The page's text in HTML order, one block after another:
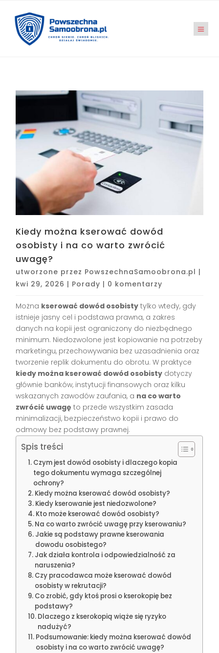
Kiedy można kserować dowód
osobisty i na co warto zwrócić
uwagę?
utworzone przez PowszechnaSamoobrona.pl |
kwi 29, 2026 | Porady | 0 komentarzy
Można kserować dowód osobisty tylko wtedy, gdy
istnieje jasny cel i podstawa prawna, a zakres
danych na kopii jest ograniczony do niezbędnego
minimum. Niedozwolone jest kopiowanie na potrzeby
marketingu, przechowywania bez uzasadnienia oraz
tworzenie replik dokumentu do obrotu. W praktyce
kiedy można kserować dowód osobisty dotyczy
głównie banków, instytucji finansowych oraz kilku
wskazanych zawodów zaufania, a na co warto
zwrócić uwagę to przede wszystkim zasada
minimalizacji, bezpieczeństwo kopii i prawo do
odmowy bez podstawy prawnej.
Spis treści
Czym jest dowód osobisty i dlaczego kopia
tego dokumentu wymaga szczególnej
ochrony?
Kiedy można kserować dowód osobisty?
Kiedy kserowanie jest niedozwolone?
Kto może kserować dowód osobisty?
Na co warto zwrócić uwagę przy kserowaniu?
Jakie są podstawy prawne kserowania
dowodu osobistego?
Jak działa kontrola i odpowiedzialność za
naruszenia?
Czy pracodawca może kserować dowód
osobisty w rekrutacji?
Co zrobić, gdy ktoś prosi o kserokopię bez
podstawy?
Dlaczego z kserokopią wiąże się ryzyko
nadużyć?
Podsumowanie: kiedy można kserować dowód
osobisty i na co warto zwrócić uwagę?